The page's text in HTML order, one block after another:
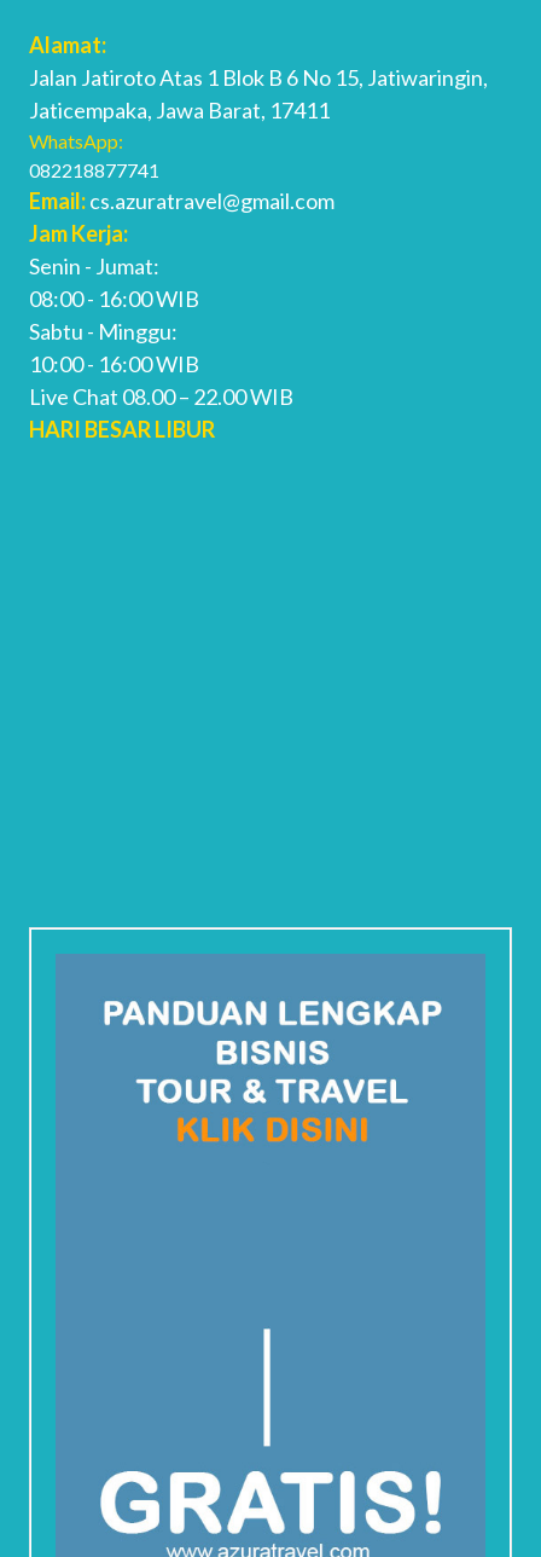
Alamat:
Jalan Jatiroto Atas 1 Blok B 6 No 15, Jatiwaringin,
Jaticempaka, Jawa Barat, 17411
WhatsApp:
082218877741
Email:cs.azuratravel@gmail.com
Jam Kerja:
Senin - Jumat:
08:00 - 16:00 WIB
Sabtu - Minggu:
10:00 - 16:00 WIB
Live Chat 08.00 – 22.00 WIB
HARI BESAR LIBUR